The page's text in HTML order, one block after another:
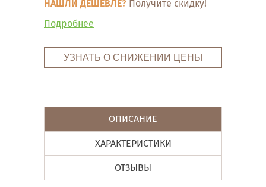
НАШЛИ ДЕШЕВЛЕ? Получите скидку!
Подробнее
УЗНАТЬ О СНИЖЕНИИ ЦЕНЫ
ОПИСАНИЕ
ХАРАКТЕРИСТИКИ
ОТЗЫВЫ